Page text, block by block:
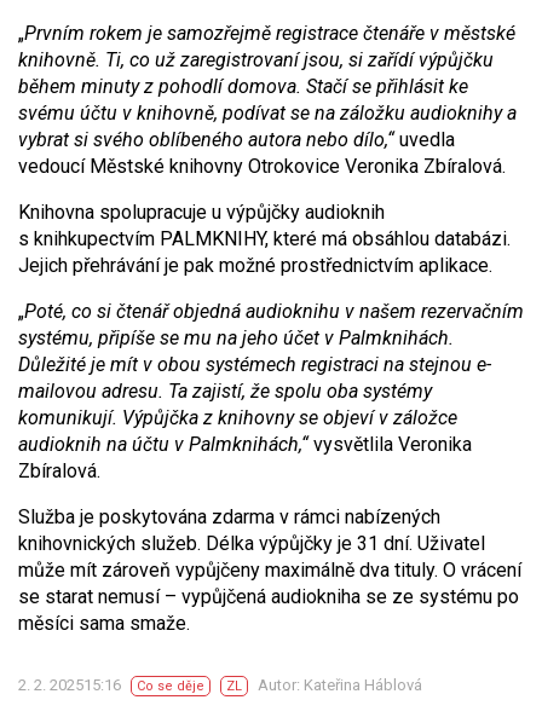
„Prvním rokem je samozřejmě registrace čtenáře v městské
knihovně. Ti, co už zaregistrovaní jsou, si zařídí výpůjčku
během minuty z pohodlí domova. Stačí se přihlásit ke
svému účtu v knihovně, podívat se na záložku audioknihy a
vybrat si svého oblíbeného autora nebo dílo,“uvedla
vedoucí Městské knihovny Otrokovice Veronika Zbíralová.
Knihovna spolupracuje u výpůjčky audioknih
s knihkupectvím PALMKNIHY, které má obsáhlou databázi.
Jejich přehrávání je pak možné prostřednictvím aplikace.
„Poté, co si čtenář objedná audioknihu v našem rezervačním
systému, připíše se mu na jeho účet v Palmknihách.
Důležité je mít v obou systémech registraci na stejnou e-
mailovou adresu. Ta zajistí, že spolu oba systémy
komunikují. Výpůjčka z knihovny se objeví v záložce
audioknih na účtu v Palmknihách,“vysvětlila Veronika
Zbíralová.
Služba je poskytována zdarma v rámci nabízených
knihovnických služeb. Délka výpůjčky je 31 dní. Uživatel
může mít zároveň vypůjčeny maximálně dva tituly. O vrácení
se starat nemusí – vypůjčená audiokniha se ze systému po
měsíci sama smaže.
2. 2. 202515:16 Co se děje ZL Autor: Kateřina Háblová